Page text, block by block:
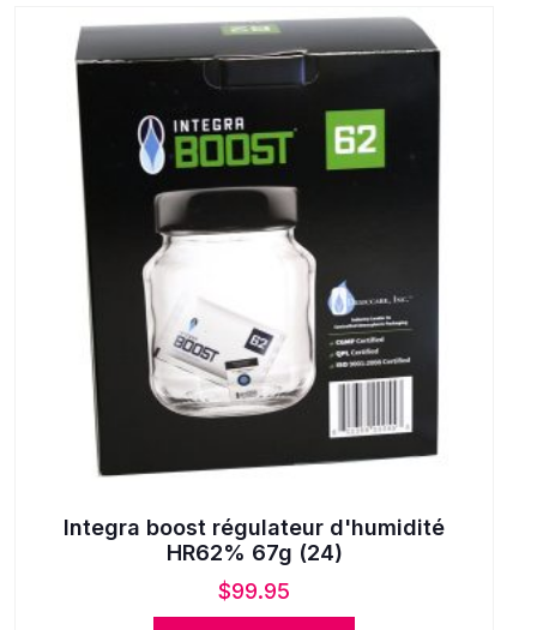
Integra boost régulateur d'humidité
HR62% 67g (24)
$99.95